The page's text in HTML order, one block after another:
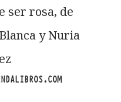
ser rosa, de
y Nuria